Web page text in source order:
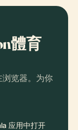
體育
览器。为你
应用中打开